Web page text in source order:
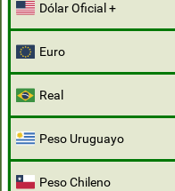
Dólar Oficial +
Euro
Real
Peso Uruguayo
Peso Chileno